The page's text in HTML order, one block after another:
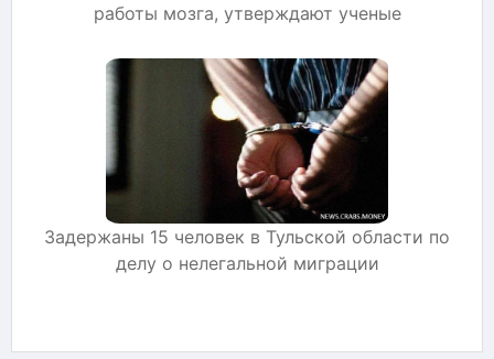
работы мозга, утверждают ученые
Задержаны 15 человек в Тульской области по
делу о нелегальной миграции